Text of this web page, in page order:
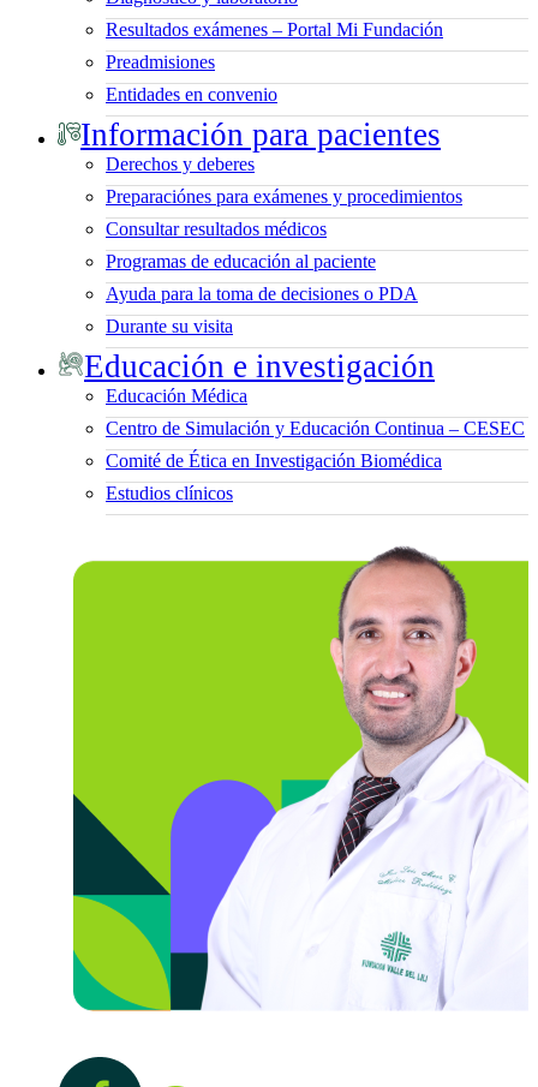
Resultados exámenes – Portal Mi Fundación
Preadmisiones
Entidades en convenio
Información para pacientes
Derechos y deberes
Preparaciónes para exámenes y procedimientos
Consultar resultados médicos
Programas de educación al paciente
Ayuda para la toma de decisiones o PDA
Durante su visita
Educación e investigación
Educación Médica
Centro de Simulación y Educación Continua – CESEC
Comité de Ética en Investigación Biomédica
Estudios clínicos